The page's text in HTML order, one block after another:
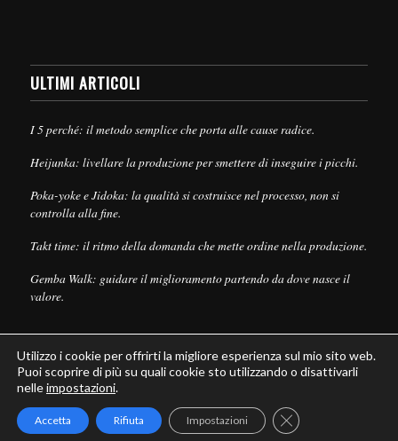
ULTIMI ARTICOLI
I 5 perché: il metodo semplice che porta alle cause radice.
Heijunka: livellare la produzione per smettere di inseguire i picchi.
Poka-yoke e Jidoka: la qualità si costruisce nel processo, non si
controlla alla fine.
Takt time: il ritmo della domanda che mette ordine nella produzione.
Gemba Walk: guidare il miglioramento partendo da dove nasce il
valore.
© Copyright - Leanpull - Inbound Marketing byMaria Cristina Pizzato
Utilizzo i cookie per offrirti la migliore esperienza sul mio sito web.
Puoi scoprire di più su quali cookie sto utilizzando o disattivarli
nelleimpostazioni.
Accetta Rifiuta Impostazioni Close GDPR